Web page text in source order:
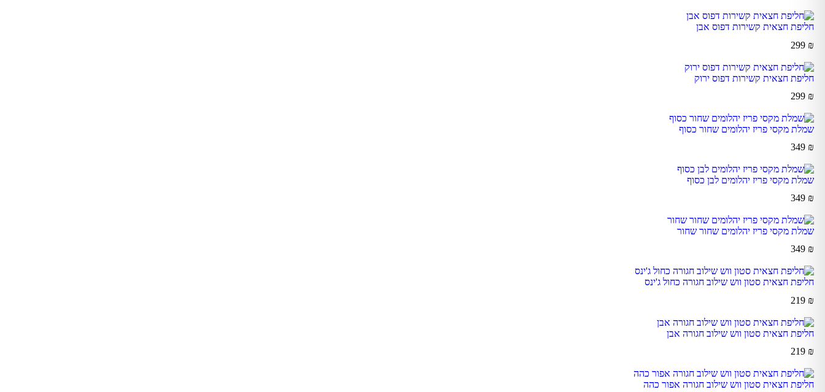
חליפת חצאית קשירות דפוס אבן
299 ₪
חליפת חצאית קשירות דפוס ירוק
299 ₪
שמלת מקסי פריז יהלומים שחור כסוף
349 ₪
שמלת מקסי פריז יהלומים לבן כסוף
349 ₪
שמלת מקסי פריז יהלומים שחור שחור
349 ₪
חליפת חצאית סטון ווש שילוב חגורה כחול ג'ינס
219 ₪
חליפת חצאית סטון ווש שילוב חגורה אבן
219 ₪
חליפת חצאית סטון ווש שילוב חגורה אפור כהה